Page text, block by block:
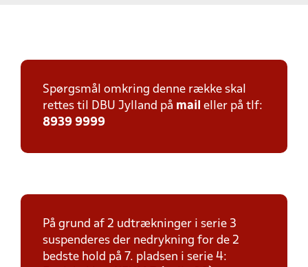
Spørgsmål omkring denne række skal
rettes til DBU Jylland på mail eller på tlf:
8939 9999
På grund af 2 udtrækninger i serie 3
suspenderes der nedrykning for de 2
bedste hold på 7. pladsen i serie 4: